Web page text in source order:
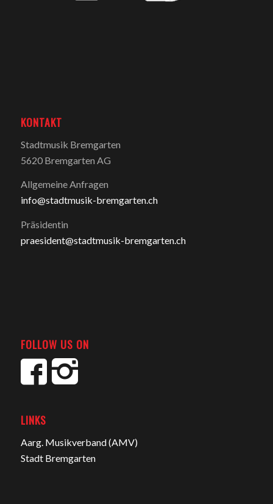
KONTAKT
Stadtmusik Bremgarten
5620 Bremgarten AG
Allgemeine Anfragen
info@stadtmusik-bremgarten.ch
Präsidentin
praesident@stadtmusik-bremgarten.ch
FOLLOW US ON
LINKS
Aarg. Musikverband (AMV)
Stadt Bremgarten